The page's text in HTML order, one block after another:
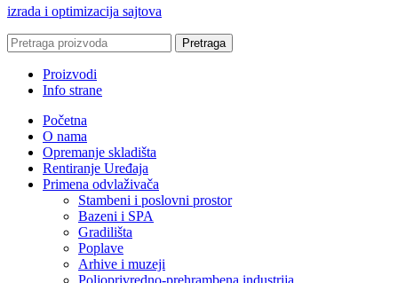
izrada i optimizacija sajtova
Pretraga
Proizvodi
Info strane
Početna
O nama
Opremanje skladišta
Rentiranje Uređaja
Primena odvlaživača
Stambeni i poslovni prostor
Bazeni i SPA
Gradilišta
Poplave
Arhive i muzeji
Poljoprivredno-prehrambena industrija